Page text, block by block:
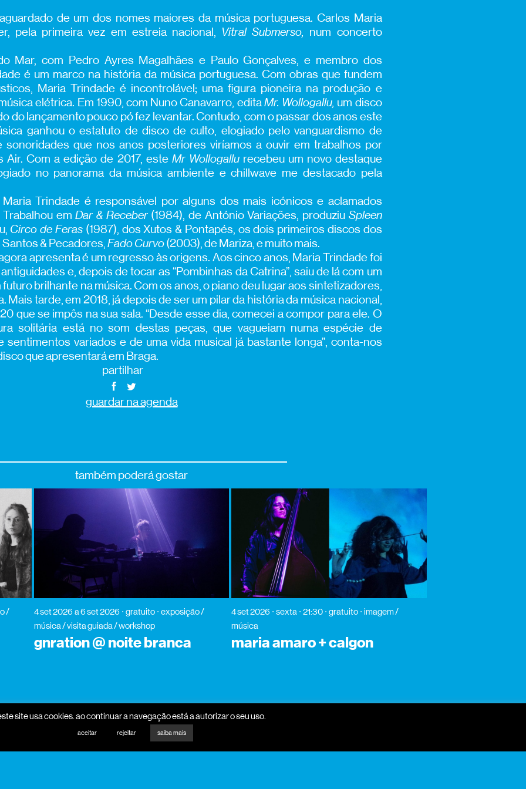
de um dos nomes maiores da música portuguesa. Carlos Maria
pela primeira vez em estreia nacional, Vitral Submerso, num concerto
Mar, com Pedro Ayres Magalhães e Paulo Gonçalves, e membro dos
é um marco na história da música portuguesa. Com obras que fundem
Maria Trindade é incontrolável; uma figura pioneira na produção e
elétrica. Em 1990, com Nuno Canavarro, editaMr. Wollogallu, um disco
do lançamento pouco pó fez levantar. Contudo, com o passar dos anos este
ganhou o estatuto de disco de culto, elogiado pelo vanguardismo de
sonoridades que nos anos posteriores viríamos a ouvir em trabalhos por
Air. Com a edição de 2017, este Mr Wollogallu recebeu um novo destaque
no panorama da música ambiente e chillwave me destacado pela
Trindade é responsável por alguns dos mais icónicos e aclamados
Trabalhou emDar & Receber(1984), de António Variações, produziu Spleen
Circo de Feras(1987), dos Xutos & Pontapés, os dois primeiros discos dos
& Pecadores,Fado Curvo(2003), de Mariza, e muito mais.
apresenta é um regresso às origens. Aos cinco anos, Maria Trindade foi
e, depois de tocar as “Pombinhas da Catrina”, saiu de lá com um
brilhante na música. Com os anos, o piano deu lugar aos sintetizadores,
Mais tarde, em 2018, já depois de ser um pilar da história da música nacional,
que se impôs na sua sala. “Desde esse dia, comecei a compor para ele. O
solitária está no som destas peças, que vagueiam numa espécie de
sentimentos variados e de uma vida musical já bastante longa”, conta-nos
que apresentará em Braga.
partilhar
guardar na agenda
também poderá gostar
/ 4 set 2026 a 6 set 2026 gratuito
exposição /
música / visita guiada / workshop
gnration @ noite branca
4 set 2026 sexta 21:30 gratuito
imagem /
música
maria amaro + calgon
promotores mecenas receber newsletter?
site usa cookies. ao continuar a navegação está a autorizar o seu uso.
aceitar rejeitar saiba mais